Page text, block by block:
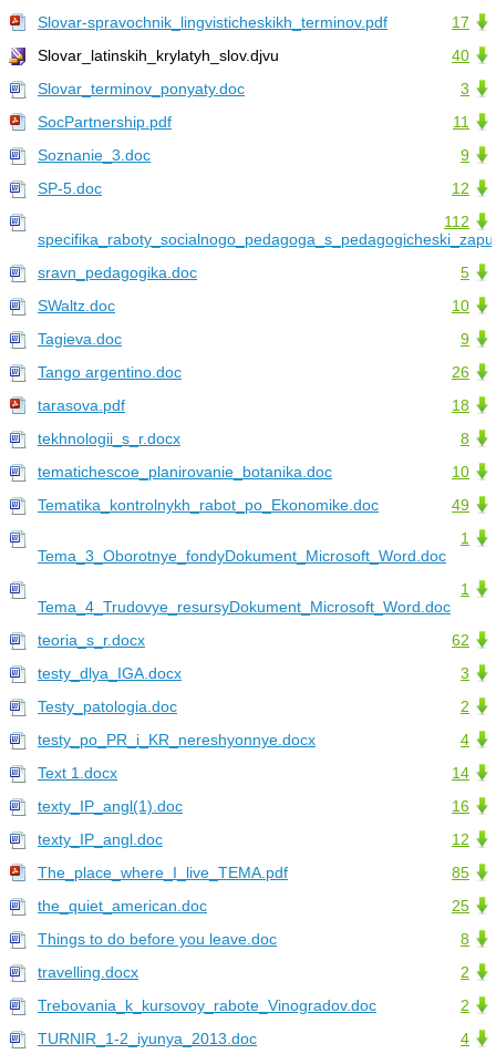
17
Slovar-spravochnik_lingvisticheskikh_terminov.pdf
40
Slovar_latinskih_krylatyh_slov.djvu
3
Slovar_terminov_ponyaty.doc
11
SocPartnership.pdf
9
Soznanie_3.doc
12
SP-5.doc
112
5
sravn_pedagogika.doc
10
SWaltz.doc
9
Tagieva.doc
26
Tango argentino.doc
18
tarasova.pdf
8
tekhnologii_s_r.docx
10
tematichescoe_planirovanie_botanika.doc
49
Tematika_kontrolnykh_rabot_po_Ekonomike.doc
1
Tema_3_Oborotnye_fondyDokument_Microsoft_Word.doc
1
Tema_4_Trudovye_resursyDokument_Microsoft_Word.doc
62
teoria_s_r.docx
3
testy_dlya_IGA.docx
2
Testy_patologia.doc
4
testy_po_PR_i_KR_nereshyonnye.docx
14
Text 1.docx
16
texty_IP_angl(1).doc
12
texty_IP_angl.doc
85
The_place_where_I_live_TEMA.pdf
25
the_quiet_american.doc
8
Things to do before you leave.doc
2
travelling.docx
2
Trebovania_k_kursovoy_rabote_Vinogradov.doc
4
TURNIR_1-2_iyunya_2013.doc